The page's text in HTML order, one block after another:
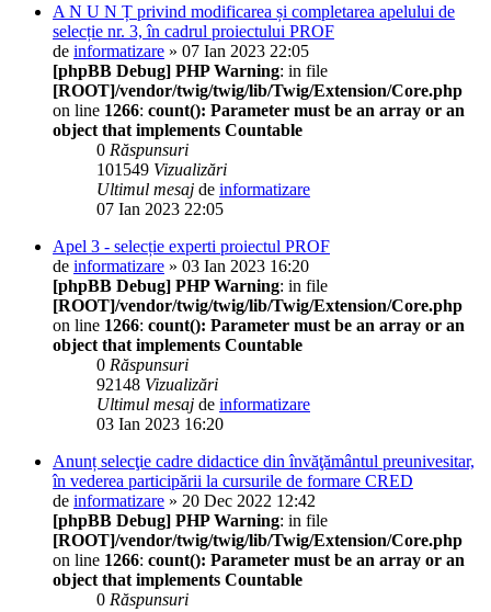
A N U N Ț privind modificarea și completarea apelului de
selecție nr. 3, în cadrul proiectului PROF
de informatizare » 07 Ian 2023 22:05
[phpBB Debug] PHP Warning: in file
[ROOT]/vendor/twig/twig/lib/Twig/Extension/Core.php
on line 1266: count(): Parameter must be an array or an
object that implements Countable
0 Răspunsuri
101549 Vizualizări
Ultimul mesaj de informatizare
07 Ian 2023 22:05
Apel 3 - selecție experti proiectul PROF
de informatizare » 03 Ian 2023 16:20
[phpBB Debug] PHP Warning: in file
[ROOT]/vendor/twig/twig/lib/Twig/Extension/Core.php
on line 1266: count(): Parameter must be an array or an
object that implements Countable
0 Răspunsuri
92148 Vizualizări
Ultimul mesaj de informatizare
03 Ian 2023 16:20
Anunț selecţie cadre didactice din învăţământul preunivesitar,
în vederea participării la cursurile de formare CRED
de informatizare » 20 Dec 2022 12:42
[phpBB Debug] PHP Warning: in file
[ROOT]/vendor/twig/twig/lib/Twig/Extension/Core.php
on line 1266: count(): Parameter must be an array or an
object that implements Countable
0 Răspunsuri